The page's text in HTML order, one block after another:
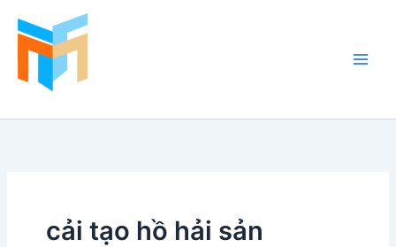
cải tạo hồ hải sản